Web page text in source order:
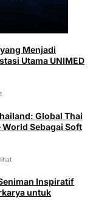
Menjadi
Utama UNIMED
Global Thai
Sebagai Soft
Inspiratif
untuk